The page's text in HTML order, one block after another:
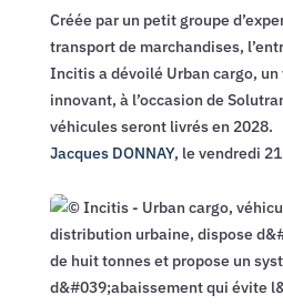
Créée par un petit groupe
transport de marchandises,
Incitis a dévoilé Urban cargo,
innovant, à l’occasion de
véhicules seront livrés en 2028.
Jacques DONNAY, levendredi